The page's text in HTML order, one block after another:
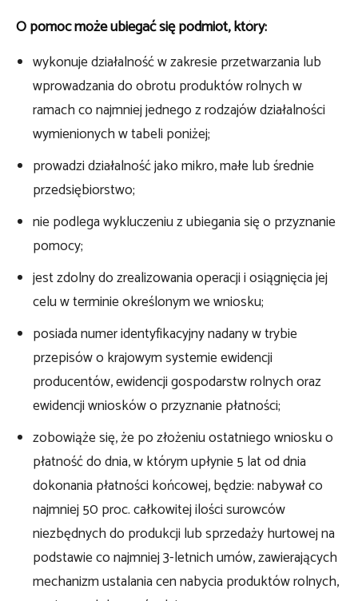
O pomoc może ubiegać się podmiot, który:
wykonuje działalność w zakresie przetwarzania lub
wprowadzania do obrotu produktów rolnych w
ramach co najmniej jednego z rodzajów działalności
wymienionych w tabeli poniżej;
prowadzi działalność jako mikro, małe lub średnie
przedsiębiorstwo;
nie podlega wykluczeniu z ubiegania się o przyznanie
pomocy;
jest zdolny do zrealizowania operacji i osiągnięcia jej
celu w terminie określonym we wniosku;
posiada numer identyfikacyjny nadany w trybie
przepisów o krajowym systemie ewidencji
producentów, ewidencji gospodarstw rolnych oraz
ewidencji wniosków o przyznanie płatności;
zobowiąże się, że po złożeniu ostatniego wniosku o
płatność do dnia, w którym upłynie 5 lat od dnia
dokonania płatności końcowej, będzie: nabywał co
najmniej 50 proc. całkowitej ilości surowców
niezbędnych do produkcji lub sprzedaży hurtowej na
podstawie co najmniej 3-letnich umów, zawierających
mechanizm ustalania cen nabycia produktów rolnych,